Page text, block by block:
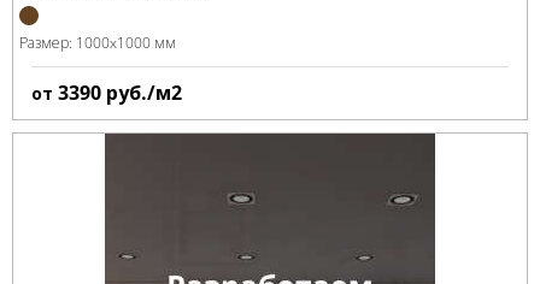
Размер: 1000x1000 мм
от 3390 руб./м2